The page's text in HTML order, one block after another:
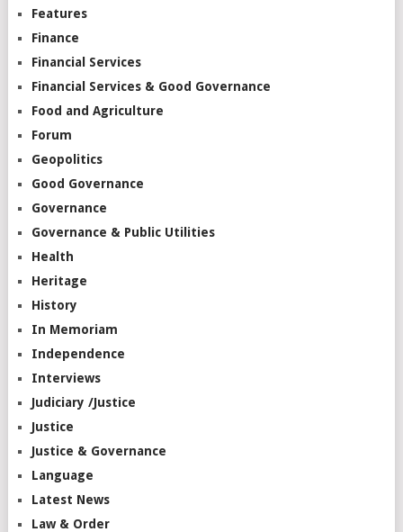
Features
Finance
Financial Services
Financial Services & Good Governance
Food and Agriculture
Forum
Geopolitics
Good Governance
Governance
Governance & Public Utilities
Health
Heritage
History
In Memoriam
Independence
Interviews
Judiciary /Justice
Justice
Justice & Governance
Language
Latest News
Law & Order